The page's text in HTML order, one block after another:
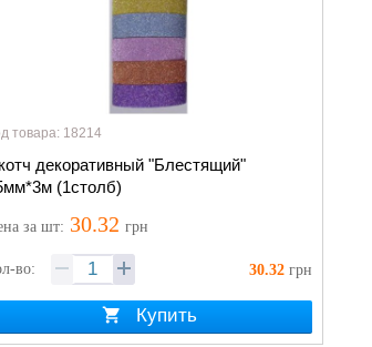
товара: 18214
декоративный "Блестящий"
(1столб)
за шт: 30.32 грн
во: 30.32 грн
Купить